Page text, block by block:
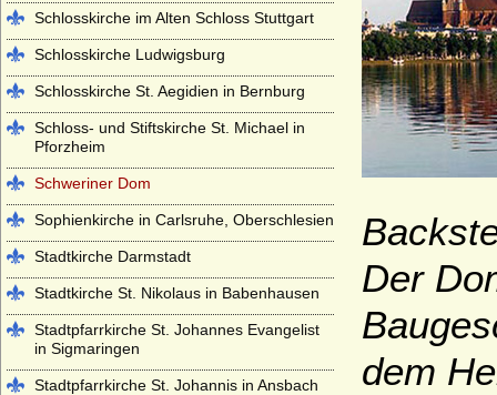
Der
dem
Schlosskirche im Alten Schloss Stuttgart
Schlosskirche Ludwigsburg
Schlosskirche St. Aegidien in Bernburg
Schloss- und Stiftskirche St. Michael in
Pforzheim
Schweriner Dom
Sophienkirche in Carlsruhe, Oberschlesien
Stadtkirche Darmstadt
Stadtkirche St. Nikolaus in Babenhausen
Stadtpfarrkirche St. Johannes Evangelist
in Sigmaringen
Stadtpfarrkirche St. Johannis in Ansbach